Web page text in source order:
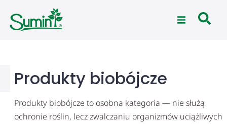
Produkty biobójcze
Produkty biobójcze to osobna kategoria — nie służą
ochronie roślin, lecz zwalczaniu organizmów uciążliwych